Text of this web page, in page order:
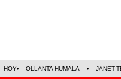
HOY OLLANTA HUMALA JANET